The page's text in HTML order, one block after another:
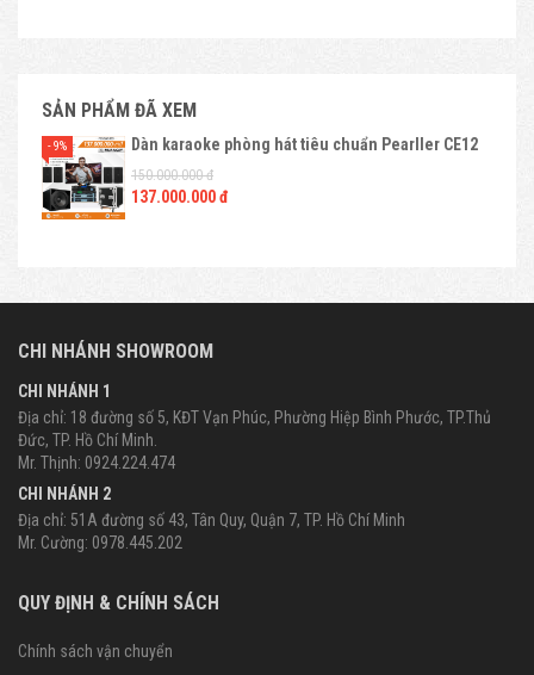
SẢN PHẨM ĐÃ XEM
Dàn karaoke phòng hát tiêu chuẩn Pearller CE12
150.000.000 đ
137.000.000 đ
- 9%
CHI NHÁNH SHOWROOM
CHI NHÁNH 1
Địa chỉ: 18 đường số 5, KĐT Vạn Phúc, Phường Hiệp Bình Phước, TP.Thủ
Đức, TP. Hồ Chí Minh.
Mr. Thịnh: 0924.224.474
CHI NHÁNH 2
Địa chỉ: 51A đường số 43, Tân Quy, Quận 7, TP. Hồ Chí Minh
Mr. Cường: 0978.445.202
QUY ĐỊNH & CHÍNH SÁCH
Chính sách vận chuyển